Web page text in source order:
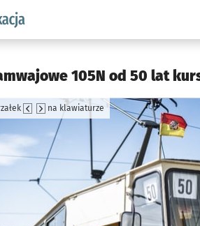
podserwis: Komunikacja
105N od 50 lat
na klawiaturze